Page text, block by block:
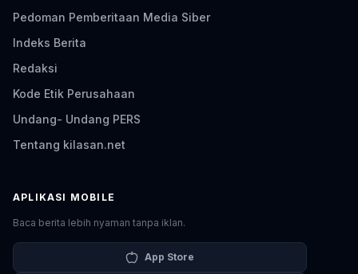
Pedoman Pemberitaan Media Siber
Indeks Berita
Redaksi
Kode Etik Perusahaan
Undang- Undang PERS
Tentang kilasan.net
APLIKASI MOBILE
Baca berita lebih nyaman tanpa iklan.
App Store